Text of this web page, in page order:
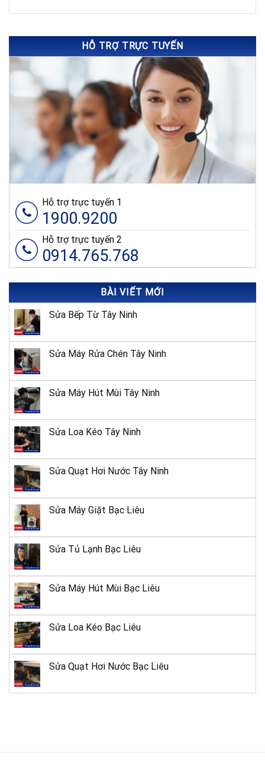
HỖ TRỢ TRỰC TUYẾN
Hỗ trợ trực tuyến 1
1900.9200
Hỗ trợ trực tuyến 2
0914.765.768
BÀI VIẾT MỚI
Sửa Bếp Từ Tây Ninh
Sửa Máy Rửa Chén Tây Ninh
Sửa Máy Hút Mùi Tây Ninh
Sửa Loa Kéo Tây Ninh
Sửa Quạt Hơi Nước Tây Ninh
Sửa Máy Giặt Bạc Liêu
Sửa Tủ Lạnh Bạc Liêu
Sửa Máy Hút Mùi Bạc Liêu
Sửa Loa Kéo Bạc Liêu
Sửa Quạt Hơi Nước Bạc Liêu